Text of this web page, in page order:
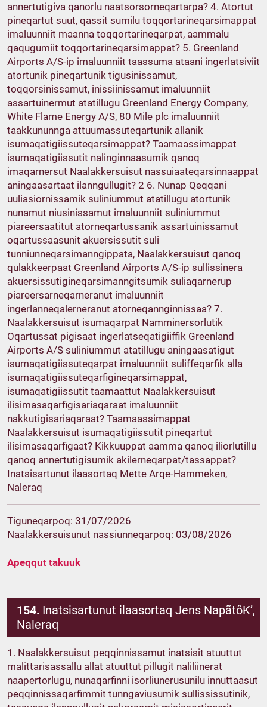
annertutigiva qanorlu naatsorsorneqartarpa? 4. Atortut
pineqartut suut, qassit sumilu toqqortarineqarsimappat
imaluunniit maanna toqqortarineqarpat, aammalu
qaqugumiit toqqortarineqarsimappat? 5. Greenland
Airports A/S-ip imaluunniit taassuma ataani ingerlatsiviit
atortunik pineqartunik tigusinissamut,
toqqorsinissamut, inissiinissamut imaluunniit
assartuinermut atatillugu Greenland Energy Company,
White Flame Energy A/S, 80 Mile plc imaluunniit
taakkununnga attuumassuteqartunik allanik
isumaqatigiissuteqarsimappat? Taamaassimappat
isumaqatigiissutit nalinginnaasumik qanoq
imaqarnersut Naalakkersuisut nassuiaateqarsinnaappat
aningaasartaat ilanngullugit? 2 6. Nunap Qeqqani
uuliasiornissamik suliniummut atatillugu atortunik
nunamut niusinissamut imaluunniit suliniummut
piareersaatitut atorneqartussanik assartuinissamut
oqartussaasunit akuersissutit suli
tunniunneqarsimanngippata, Naalakkersuisut qanoq
qulakkeerpaat Greenland Airports A/S-ip sullissinera
akuersissutigineqarsimanngitsumik suliaqarnerup
piareersarneqarneranut imaluunniit
ingerlanneqalerneranut atorneqannginnissaa? 7.
Naalakkersuisut isumaqarpat Namminersorlutik
Oqartussat pigisaat ingerlatseqatigiiffik Greenland
Airports A/S suliniummut atatillugu aningaasatigut
isumaqatigiissuteqarpat imaluunniit suliffeqarfik alla
isumaqatigiissuteqarfigineqarsimappat,
isumaqatigiissutit taamaattut Naalakkersuisut
ilisimasaqarfigisariaqaraat imaluunniit
nakkutigisariaqaraat? Taamaassimappat
Naalakkersuisut isumaqatigiissutit pineqartut
ilisimasaqarfigaat? Kikkuuppat aamma qanoq iliorlutillu
qanoq annertutigisumik akilerneqarpat/tassappat?
Inatsisartunut ilaasortaq Mette Arqe-Hammeken,
Naleraq
Tiguneqarpoq: 31/07/2026
Naalakkersuisunut nassiunneqarpoq: 03/08/2026
Apeqqut takuuk
154. Inatsisartunut ilaasortaq Jens NapãtôK’,
Naleraq
1. Naalakkersuisut peqqinnissamut inatsisit atuuttut
malittarisassallu allat atuuttut pillugit naliliinerat
naapertorlugu, nunaqarfinni isorliunerusunilu innuttaasut
peqqinnissaqarfimmit tunngaviusumik sullississutinik,